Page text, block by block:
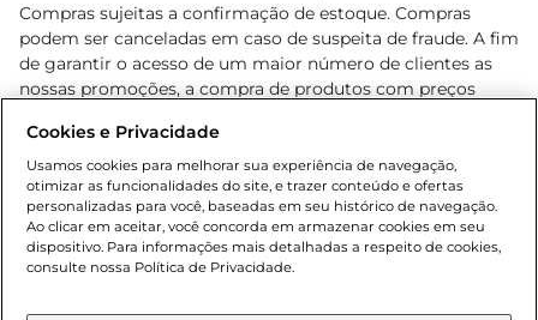
Compras sujeitas a confirmação de estoque. Compras
podem ser canceladas em caso de suspeita de fraude. A fim
de garantir o acesso de um maior número de clientes as
nossas promoções, a compra de produtos com preços
cliente. Os preços, ofertas e condições são exclusivos para
o e-commerce e válidos durante o dia de hoje, podendo
sofrer alterações sem prévia notificação. Proibida a venda
de bebidas alcoólicas para menores de 18 anos, conforme
Lei n.º 8069/90, art. 81, inciso II (Estatuto da Criança e do
Adolescente). Preços e condições exclusivos para o
aviso prévio. O valor mínimo para as compras on-line é de
Cookies e Privacidade
Usamos cookies para melhorar sua experiência de navegação,
otimizar as funcionalidades do site, e trazer conteúdo e ofertas
personalizadas para você, baseadas em seu histórico de navegação.
Ao clicar em aceitar, você concorda em armazenar cookies em seu
dispositivo. Para informações mais detalhadas a respeito de cookies,
consulte nossa Política de Privacidade.